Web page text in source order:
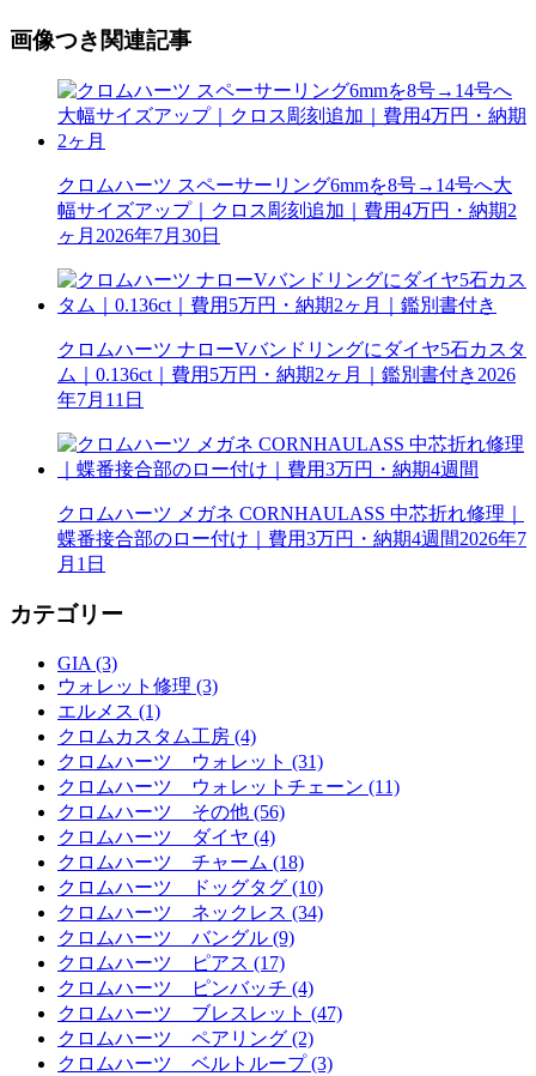
画像つき関連記事
クロムハーツ スペーサーリング6mmを8号→14号へ大
幅サイズアップ｜クロス彫刻追加｜費用4万円・納期2
ヶ月 2026年7月30日
クロムハーツ ナローVバンドリングにダイヤ5石カスタ
ム｜0.136ct｜費用5万円・納期2ヶ月｜鑑別書付き 2026
年7月11日
クロムハーツ メガネ CORNHAULASS 中芯折れ修理｜
蝶番接合部のロー付け｜費用3万円・納期4週間2026年7
月1日
カテゴリー
GIA (3)
ウォレット修理 (3)
エルメス (1)
クロムカスタム工房 (4)
クロムハーツ ウォレット (31)
クロムハーツ ウォレットチェーン (11)
クロムハーツ その他 (56)
クロムハーツ ダイヤ (4)
クロムハーツ チャーム (18)
クロムハーツ ドッグタグ (10)
クロムハーツ ネックレス (34)
クロムハーツ バングル (9)
クロムハーツ ピアス (17)
クロムハーツ ピンバッチ (4)
クロムハーツ ブレスレット (47)
クロムハーツ ペアリング (2)
クロムハーツ ベルトループ (3)